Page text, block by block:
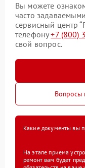
Вы можете
часто
сервисный центр
телефону+7 (800)
свой вопрос.
Вопросы
Какие документы вы
На этапе приема
ремонт вам будет